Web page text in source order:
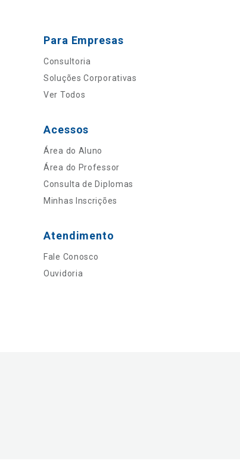
Para Empresas
Consultoria
Soluções Corporativas
Ver Todos
Acessos
Área do Aluno
Área do Professor
Consulta de Diplomas
Minhas Inscrições
Atendimento
Fale Conosco
Ouvidoria